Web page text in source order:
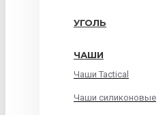
УГОЛЬ
ЧАШИ
Чаши Tactical
Чаши силиконовые